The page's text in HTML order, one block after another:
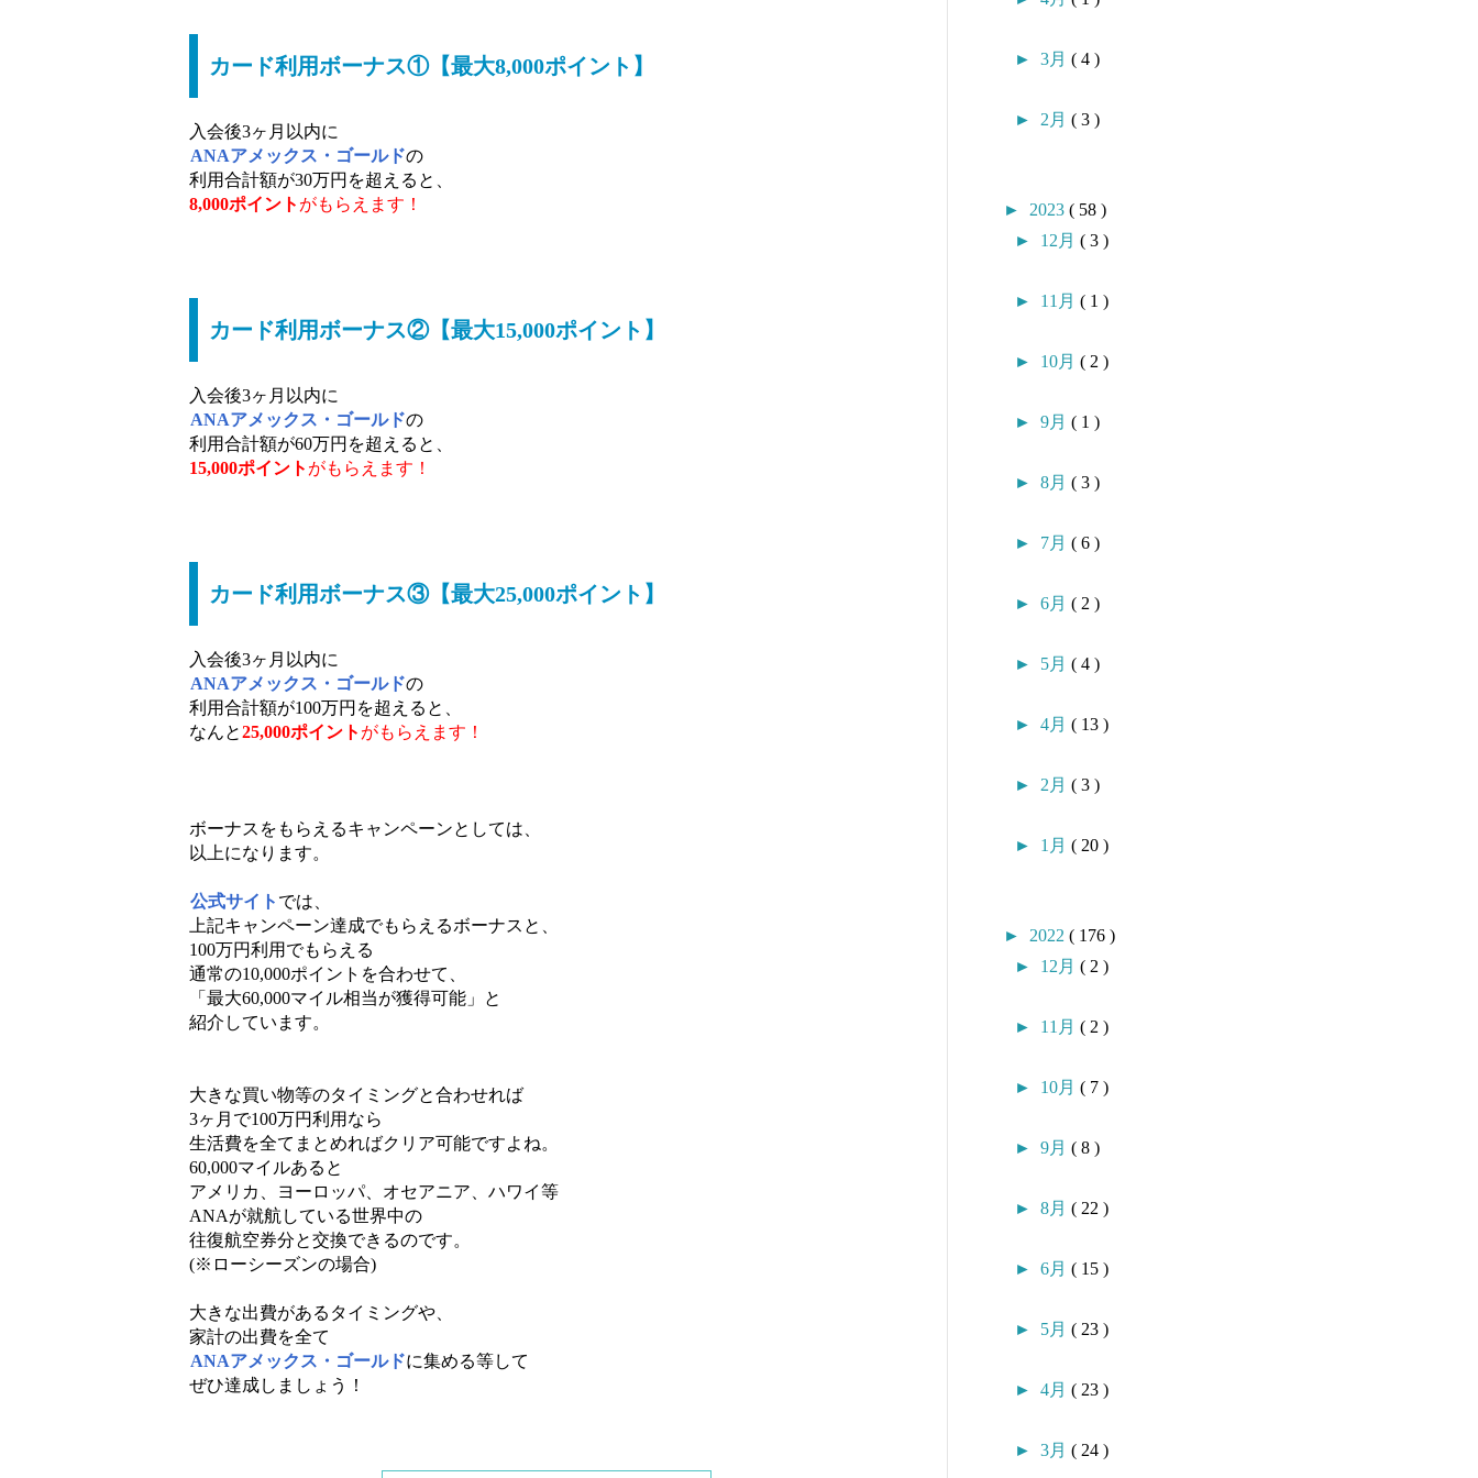
カード利用ボーナス①【最大8,000ポイント】
入会後3ヶ月以内に
ANAアメックス・ゴールドの
利用合計額が30万円を超えると、
8,000ポイント がもらえます！
カード利用ボーナス②【最大15,000ポイント】
入会後3ヶ月以内に
ANAアメックス・ゴールドの
利用合計額が60万円を超えると、
15,000ポイント がもらえます！
カード利用ボーナス③【最大25,000ポイント】
入会後3ヶ月以内に
ANAアメックス・ゴールドの
利用合計額が100万円を超えると、
なんと25,000ポイント がもらえます！
ボーナスをもらえるキャンペーンとしては、
以上になります。
公式サイト では、
上記キャンペーン達成でもらえるボーナスと、
100万円利用でもらえる
通常の10,000ポイントを合わせて、
「最大60,000マイル相当が獲得可能」と
紹介しています。
大きな買い物等のタイミングと合わせれば
3ヶ月で100万円利用なら
生活費を全てまとめればクリア可能ですよね。
60,000マイルあると
アメリカ、ヨーロッパ、オセアニア、ハワイ等
ANAが就航している世界中の
往復航空券分と交換できるのです。
(※ローシーズンの場合)
大きな出費があるタイミングや、
家計の出費を全て
ANAアメックス・ゴールドに集める等して
ぜひ達成しましょう！
► 3月 ( 4 )
► 2月 ( 3 )
► 2023 ( 58 )
► 12月 ( 3 )
► 11月 ( 1 )
► 10月 ( 2 )
► 9月 ( 1 )
► 8月 ( 3 )
► 7月 ( 6 )
► 6月 ( 2 )
► 5月 ( 4 )
► 4月 ( 13 )
► 2月 ( 3 )
► 1月 ( 20 )
► 2022 ( 176 )
► 12月 ( 2 )
► 11月 ( 2 )
► 10月 ( 7 )
► 9月 ( 8 )
► 8月 ( 22 )
► 6月 ( 15 )
► 5月 ( 23 )
► 4月 ( 23 )
► 3月 ( 24 )